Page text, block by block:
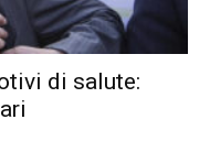
di salute: